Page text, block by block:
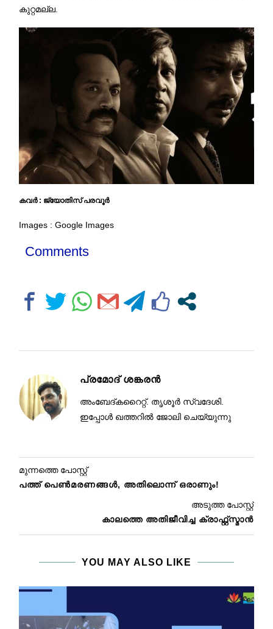
കുറ്റമല്ല.
കവർ : ജ്യോതിസ് പരവൂർ
Images : Google Images
Comments
പ്രമോദ് ശങ്കരൻ
അംബേദ്കറൈറ്റ്. തൃശൂർ സ്വദേശി.
ഇപ്പോൾ ഖത്തറിൽ ജോലി ചെയ്യുന്നു
മുന്നത്തെ പോസ്റ്റ്
പത്ത് പെൺമരണങ്ങൾ, അതിലൊന്ന് ഒരാണും!
അടുത്ത പോസ്റ്റ്
കാലത്തെ അതിജീവിച്ച ക്രാഫ്റ്റ്സ്മാൻ
YOU MAY ALSO LIKE